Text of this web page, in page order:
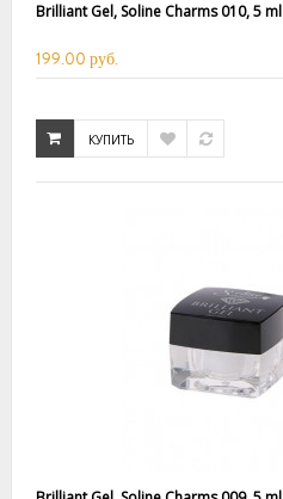
Brilliant Gel, Soline Charms 010, 5 ml
199.00 руб.
КУПИТЬ